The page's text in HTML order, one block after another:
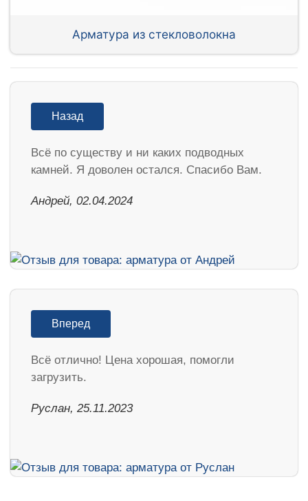
Арматура из стекловолокна
Назад
Всё по существу и ни каких подводных
камней. Я доволен остался. Спасибо Вам.
Андрей, 02.04.2024
Вперед
Всё отлично! Цена хорошая, помогли
загрузить.
Руслан, 25.11.2023